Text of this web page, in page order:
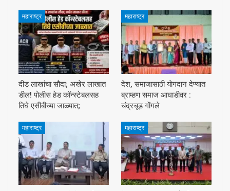
महाराष्ट्र
दीड लाखांचा सौदा; अखेर लाखात
डील! पोलीस हेड कॉन्स्टेबलसह
तिघे एसीबीच्या जाळ्यात;
महाराष्ट्र
देश, समाजासाठी याेगदान देण्यात
ब्राम्हण समाज आघाडीवर :
चंद्रचूड गाेंगले
महाराष्ट्र महाराष्ट्र